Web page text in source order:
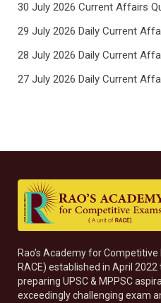
30 July 2026 Current Affairs
29 July 2026 Daily Current
28 July 2026 Daily Current
27 July 2026 Daily Current
Rao’s Academy for
RACE) established in April
preparing UPSC & MPPSC
exceedingly challenging exam